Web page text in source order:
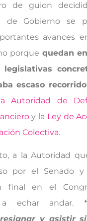
de guion
de Gobierno se
avances
porque quedan
legislativas
escaso
Autoridad de
y la Ley de
Colectiva.
a la Autoridad
por el Senado y
final en el
a echar andar.
y asistir